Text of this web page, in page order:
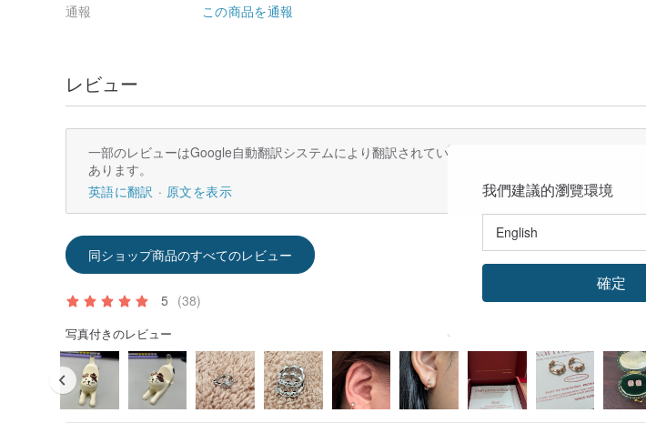
通報 この商品を通報
レビュー
一部のレビューはGoogle自動翻訳システムにより翻訳されているため、内容が不完全な場合が
あります。
英語に翻訳
原文を表示
同ショップ商品のすべてのレビュー
5 (38) もっと見る
写真付きのレビュー
我們建議的瀏覽環境
確定